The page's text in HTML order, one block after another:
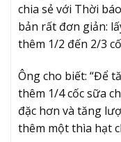
chia sẻ với Thời
bản rất đơn giản:
thêm 1/2 đến 2/3
Ông cho biết: “Để
thêm 1/4 cốc sữa
đặc hơn và tăng
thêm một thìa hạt